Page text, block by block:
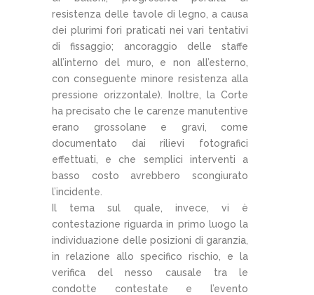
resistenza delle tavole di legno, a causa
dei plurimi fori praticati nei vari tentativi
di fissaggio; ancoraggio delle staffe
all’interno del muro, e non all’esterno,
con conseguente minore resistenza alla
pressione orizzontale). Inoltre, la Corte
ha precisato che le carenze manutentive
erano grossolane e gravi, come
documentato dai rilievi fotografici
effettuati, e che semplici interventi a
basso costo avrebbero scongiurato
l’incidente.
Il tema sul quale, invece, vi è
contestazione riguarda in primo luogo la
individuazione delle posizioni di garanzia,
in relazione allo specifico rischio, e la
verifica del nesso causale tra le
condotte contestate e l’evento